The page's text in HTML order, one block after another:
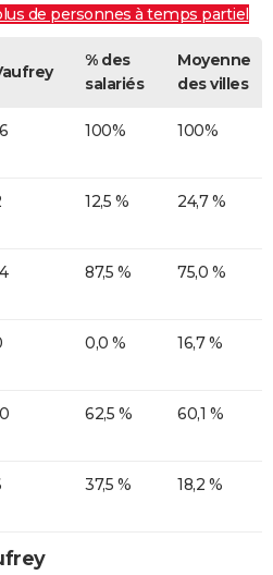
de personnes à temps partiel
% des
salariés
Moyenne
des villes
100% 100%
12,5 % 24,7 %
87,5 % 75,0 %
0,0 % 16,7 %
62,5 % 60,1 %
37,5 % 18,2 %